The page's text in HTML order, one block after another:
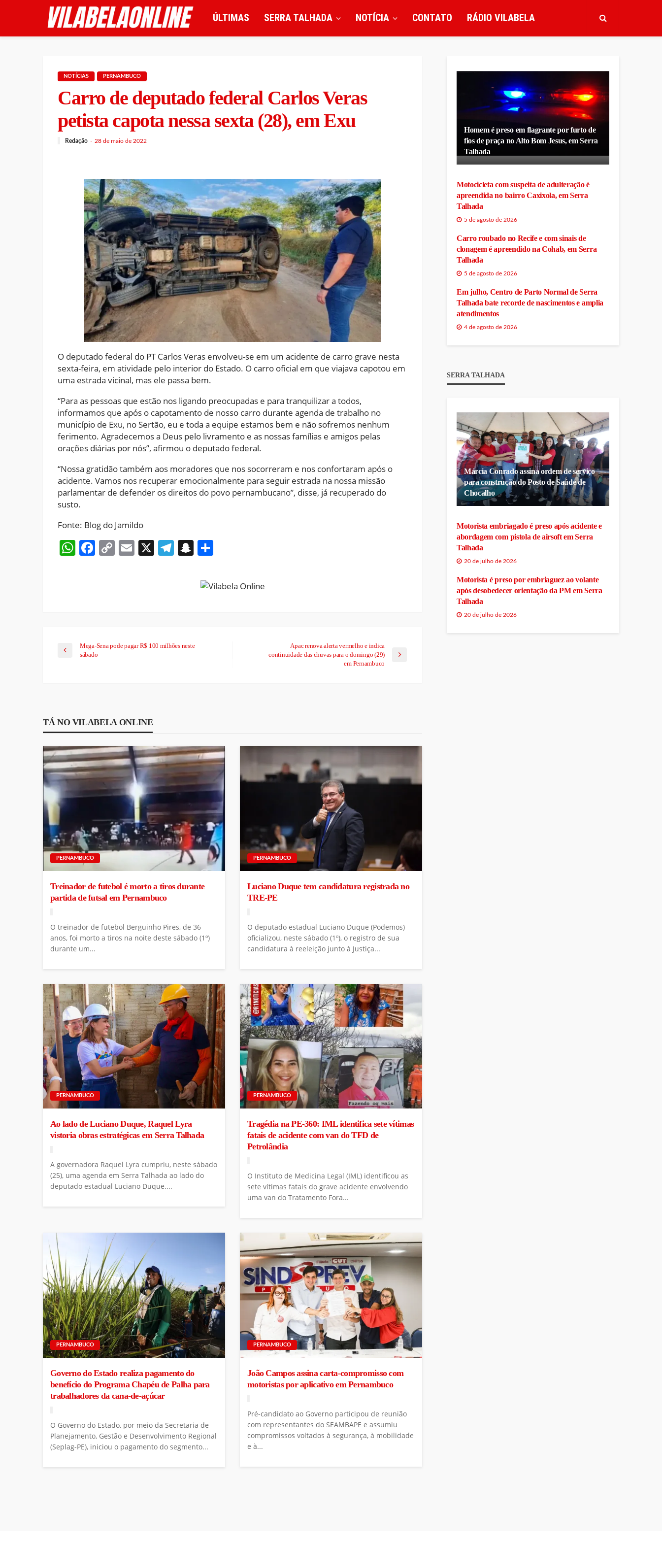
ÚLTIMAS SERRA TALHADA NOTÍCIA CONTATO RÁDIO VILABELA
NOTÍCIAS PERNAMBUCO
Carro de deputado federal Carlos Veras
petista capota nessa sexta (28), em Exu
Redação 28 de maio de 2022
O deputado federal do PT Carlos Veras envolveu-se em um acidente de carro grave nesta
sexta-feira, em atividade pelo interior do Estado. O carro oficial em que viajava capotou em
uma estrada vicinal, mas ele passa bem.
“Para as pessoas que estão nos ligando preocupadas e para tranquilizar a todos,
informamos que após o capotamento de nosso carro durante agenda de trabalho no
município de Exu, no Sertão, eu e toda a equipe estamos bem e não sofremos nenhum
ferimento. Agradecemos a Deus pelo livramento e as nossas famílias e amigos pelas
orações diárias por nós”, afirmou o deputado federal.
“Nossa gratidão também aos moradores que nos socorreram e nos confortaram após o
acidente. Vamos nos recuperar emocionalmente para seguir estrada na nossa missão
parlamentar de defender os direitos do povo pernambucano”, disse, já recuperado do
susto.
Fonte: Blog do Jamildo
WhatsApp
Facebook
CopyEmail
X Telegram
Snapchat
Mega-Sena pode pagar R$ 100 milhões neste
sábado
Apac renova alerta vermelho e indica
continuidade das chuvas para o domingo (29)
em Pernambuco
TÁ NO VILABELA ONLINE
PERNAMBUCO
Treinador de futebol é morto a tiros durante
partida de futsal em Pernambuco
O treinador de futebol Berguinho Pires, de 36
anos, foi morto a tiros na noite deste sábado (1º)
durante um...
PERNAMBUCO
Luciano Duque tem candidatura registrada no
TRE-PE
O deputado estadual Luciano Duque (Podemos)
oficializou, neste sábado (1º), o registro de sua
candidatura à reeleição junto à Justiça...
PERNAMBUCO
Ao lado de Luciano Duque, Raquel Lyra
vistoria obras estratégicas em Serra Talhada
A governadora Raquel Lyra cumpriu, neste sábado
(25), uma agenda em Serra Talhada ao lado do
deputado estadual Luciano Duque....
PERNAMBUCO
Tragédia na PE-360: IML identifica sete vítimas
fatais de acidente com van do TFD de
Petrolândia
O Instituto de Medicina Legal (IML) identificou as
sete vítimas fatais do grave acidente envolvendo
uma van do Tratamento Fora...
PERNAMBUCO
Governo do Estado realiza pagamento do
benefício do Programa Chapéu de Palha para
trabalhadores da cana-de-açúcar
O Governo do Estado, por meio da Secretaria de
Planejamento, Gestão e Desenvolvimento Regional
(Seplag-PE), iniciou o pagamento do segmento...
PERNAMBUCO
João Campos assina carta-compromisso com
motoristas por aplicativo em Pernambuco
Pré-candidato ao Governo participou de reunião
com representantes do SEAMBAPE e assumiu
compromissos voltados à segurança, à mobilidade
e à...
Homem é preso em flagrante por furto de
fios de praça no Alto Bom Jesus, em Serra
Talhada
Motocicleta com suspeita de adulteração é
apreendida no bairro Caxixola, em Serra
Talhada
5 de agosto de 2026
Carro roubado no Recife e com sinais de
clonagem é apreendido na Cohab, em Serra
Talhada
5 de agosto de 2026
Em julho, Centro de Parto Normal de Serra
Talhada bate recorde de nascimentos e amplia
atendimentos
4 de agosto de 2026
SERRA TALHADA
Márcia Conrado assina ordem de serviço
para construção do Posto de Saúde de
Chocalho
Motorista embriagado é preso após acidente e
abordagem com pistola de airsoft em Serra
Talhada
20 de julho de 2026
Motorista é preso por embriaguez ao volante
após desobedecer orientação da PM em Serra
Talhada
20 de julho de 2026